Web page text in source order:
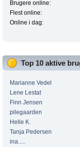
Brugere online:
Flest online:
Online i dag:
Top 10 aktive
Marianne Vedel
Lene Lestat
Finn Jensen
pilegaarden
Helle K.
Tanja Pedersen
ina.....